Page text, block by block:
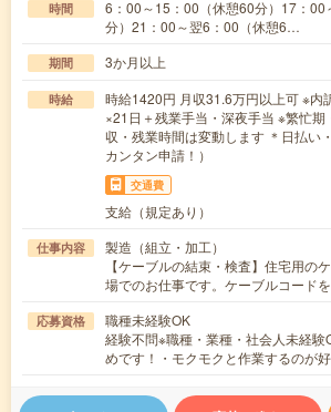
時間
6：00～15：00（休憩60分）17：00
分）21：00～翌6：00（休憩6…
期間 3か月以上
時給
時給1420円 月収31.6万円以上可 ※内
×21日＋残業手当・深夜手当 ※繁忙期
収・残業時間は変動します ＊日払い
カンタン申請！）
交通費
支給（規定あり）
仕事内容
製造（組立・加工）
【ケーブルの結束・検査】住宅用の
場でのお仕事です。ケーブルコード
応募資格
職種未経験OK
経験不問※職種・業種・社会人未経
めです！・モクモクと作業するのが